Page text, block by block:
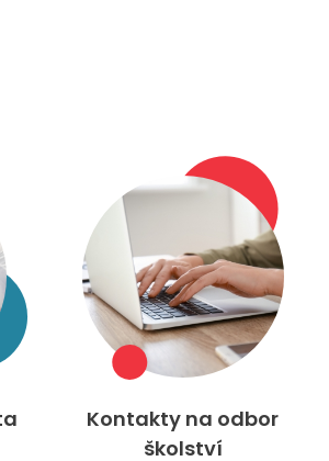
Kontakty na odbor
školství